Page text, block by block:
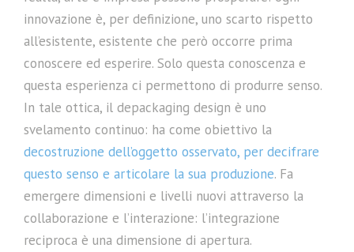
innovazione è, per definizione, uno scarto rispetto
all’esistente, esistente che però occorre prima
conoscere ed esperire. Solo questa conoscenza e
questa esperienza ci permettono di produrre senso.
In tale ottica, il depackaging design è uno
svelamento continuo: ha come obiettivo la
decostruzione dell’oggetto osservato, per decifrare
questo senso e articolare la sua produzione. Fa
emergere dimensioni e livelli nuovi attraverso la
collaborazione e l’interazione: l’integrazione
reciproca è una dimensione di apertura.